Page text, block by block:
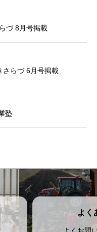
づ 8月号掲載
さらづ 6月号掲載
塾
よく